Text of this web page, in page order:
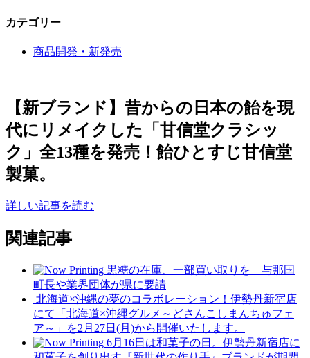
カテゴリー
商品開発・新発売
【新ブランド】昔からの日本の飴を現
代にリメイクした「甘信堂クラシッ
ク」全13種を発売！飴ひとすじ甘信堂
製菓。
詳しい記事を読む
関連記事
黒糖の在庫、一部買い取りを 与那国
町長や業界団体が県に要請
北海道×沖縄の夢のコラボレーション！伊勢丹新宿店
にて「北海道×沖縄グルメ～どさんこしまんちゅフェ
ア～」を2月27日(月)から開催いたします。
6月16日は和菓子の日。伊勢丹新宿店に